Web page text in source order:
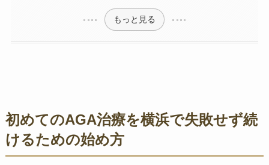
もっと見る
初めてのAGA治療を横浜で失敗せず続
けるための始め方